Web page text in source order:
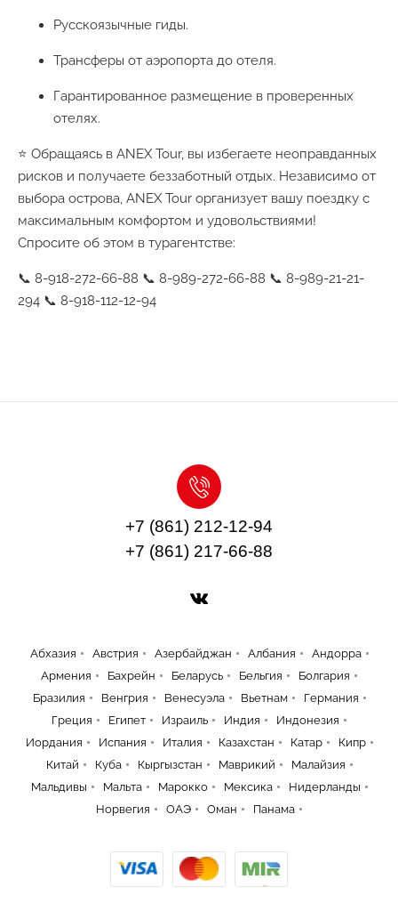
Русскоязычные гиды.
Трансферы от аэропорта до отеля.
Гарантированное размещение в проверенных
отелях.
⭐ Обращаясь в ANEX Tour, вы избегаете неоправданных
рисков и получаете беззаботный отдых. Независимо от
выбора острова, ANEX Tour организует вашу поездку с
максимальным комфортом и удовольствиями!
Спросите об этом в турагентстве:
📞 8-918-272-66-88 📞 8-989-272-66-88 📞 8-989-21-21-
294 📞 8-918-112-12-94
+7 (861) 212-12-94
+7 (861) 217-66-88
Абхазия Австрия Азербайджан Албания
Андорра
Армения
Бахрейн Беларусь Бельгия
Болгария
Бразилия
Венгрия Венесуэла Вьетнам
Германия
Греция
Египет Израиль Индия
Индонезия
Иордания
Испания Италия Казахстан Катар
Кипр
Китай
Куба Кыргызстан Маврикий
Малайзия
Мальдивы
Мальта Марокко Мексика
Нидерланды
Норвегия
ОАЭ Оман Панама